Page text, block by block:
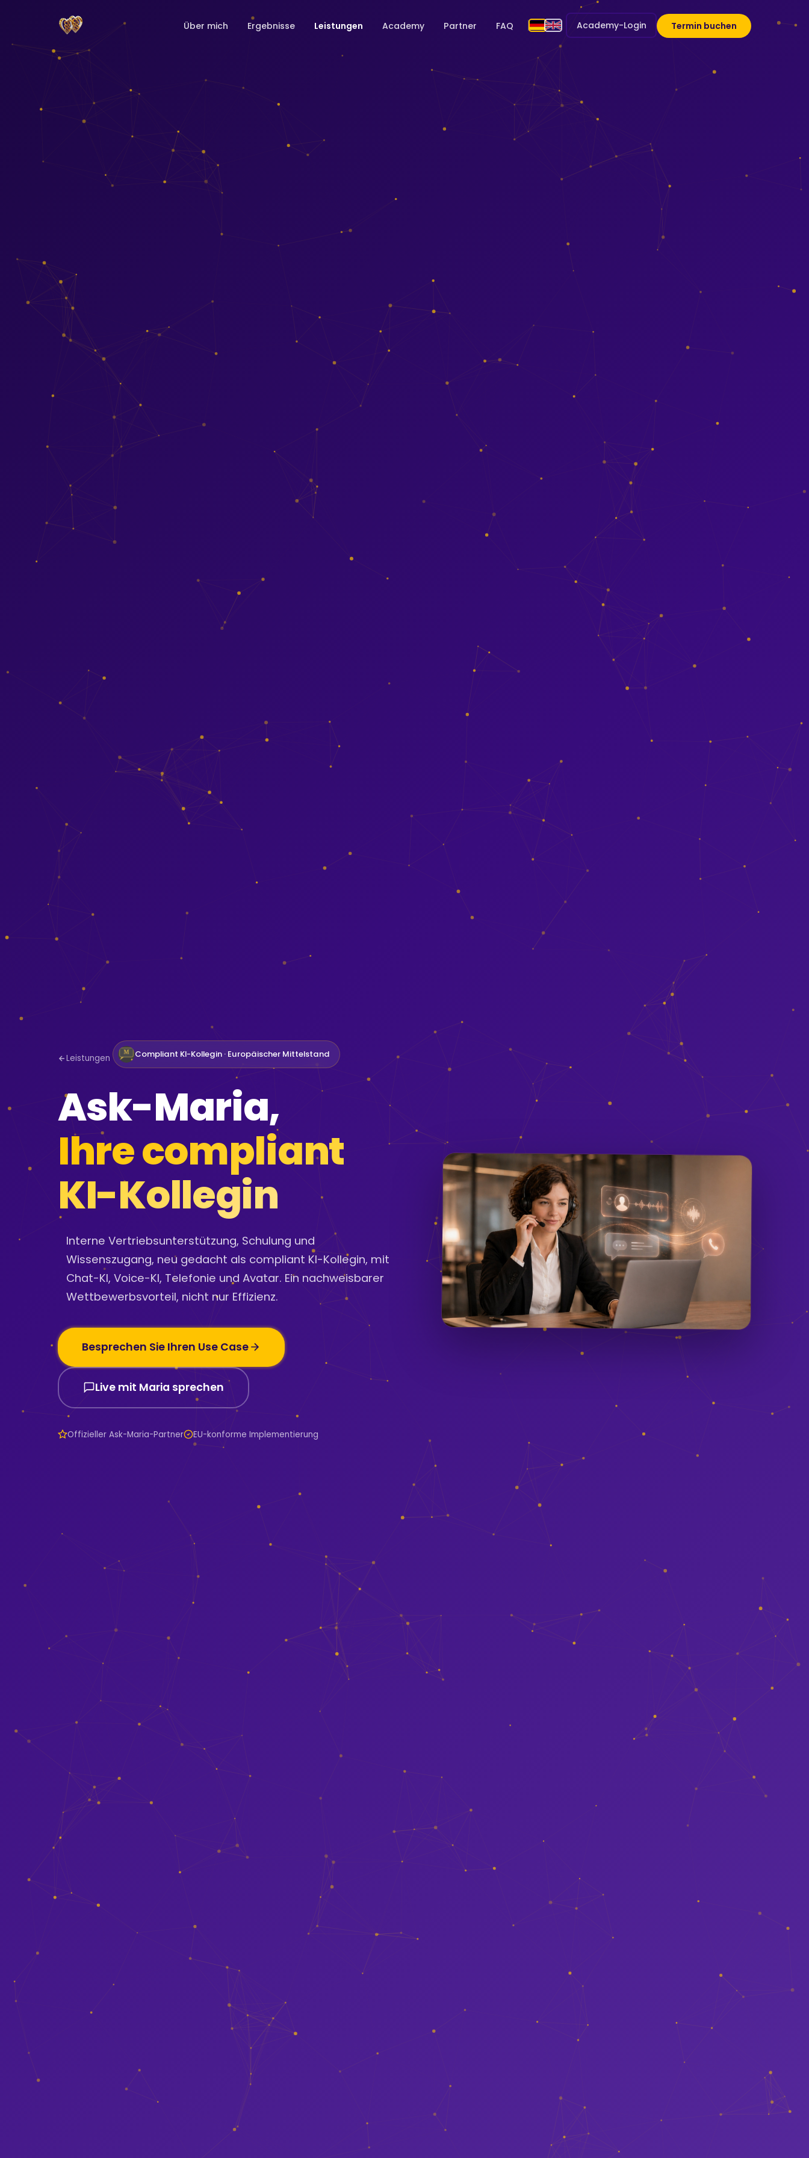
Über mich Ergebnisse Leistungen Academy Partner FAQ Academy-Login Termin buchen
Leistungen Compliant KI-Kollegin · Europäischer Mittelstand
Ask-Maria,
Ihre compliant
KI-Kollegin
Interne Vertriebsunterstützung, Schulung und
Wissenszugang, neu gedacht als compliant KI-Kollegin, mit
Chat-KI, Voice-KI, Telefonie und Avatar. Ein nachweisbarer
Wettbewerbsvorteil, nicht nur Effizienz.
Besprechen Sie Ihren Use Case
Live mit Maria sprechen
Offizieller Ask-Maria-Partner EU-konforme Implementierung